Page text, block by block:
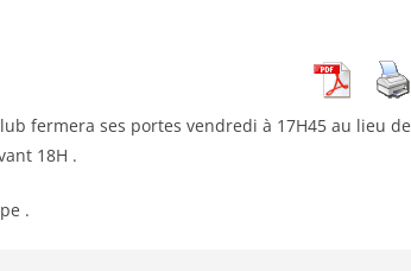
fermera ses portes vendredi à 17H45 au lieu de
18H .
.